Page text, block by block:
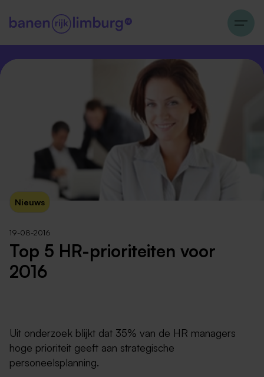
Nieuws
19-08-2016
Top 5 HR-prioriteiten voor
2016
Uit onderzoek blijkt dat 35% van de HR managers
hoge prioriteit geeft aan strategische
personeelsplanning.